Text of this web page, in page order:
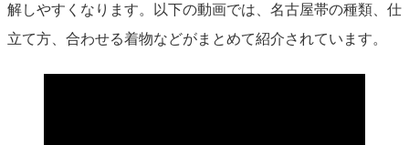
解しやすくなります。以下の動画では、名古屋帯の種類、仕
立て方、合わせる着物などがまとめて紹介されています。